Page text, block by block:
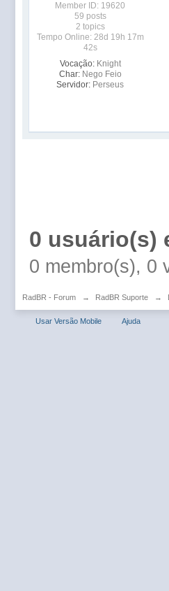
Member ID: 19620
59 posts
2 topics
Tempo Online: 28d 19h 17m
42s
Vocação: Knight
Char: Nego Feio
Servidor: Perseus
0 usuário(s)
0 membro(s), 0
RadBR - Forum → RadBR Suporte →
Usar Versão Mobile Ajuda